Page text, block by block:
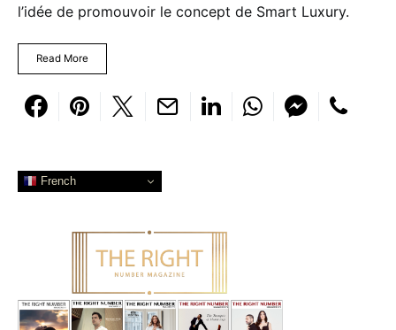
l’idée de promouvoir le concept de Smart Luxury.
Read More
French